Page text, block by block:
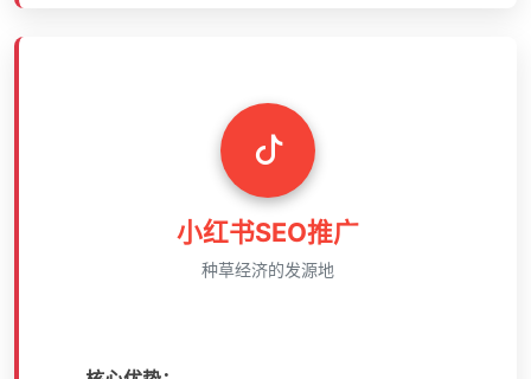
小红书SEO推广
种草经济的发源地